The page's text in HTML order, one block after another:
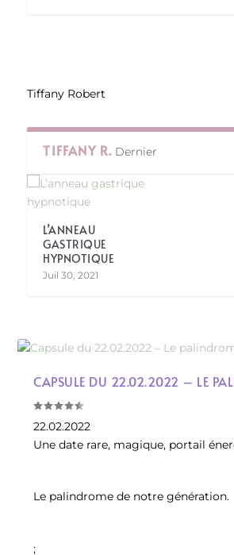
Tiffany Robert
TIFFANY R. Dernier
L’ANNEAU
GASTRIQUE
HYPNOTIQUE
Juil 30, 2021
CAPSULE DU 22.02.2022 – LE
22.02.2022
Une date rare, magique, portail
Le palindrome de notre génération.
;